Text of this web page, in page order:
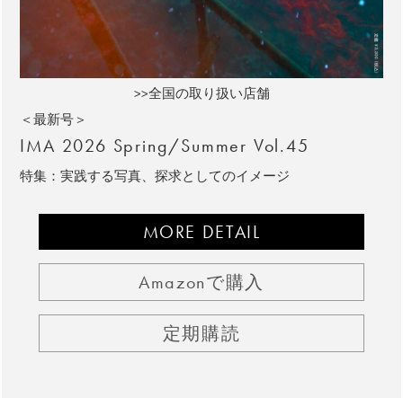
>>全国の取り扱い店舗
＜最新号＞
IMA 2026 Spring/Summer Vol.45
特集：実践する写真、探求としてのイメージ
MORE DETAIL
Amazonで購入
定期購読